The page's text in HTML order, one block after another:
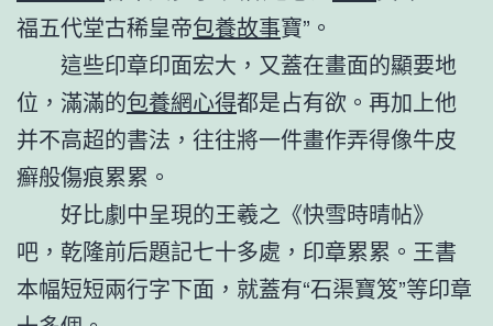
福五代堂古稀皇帝包養故事寶”。
這些印章印面宏大，又蓋在畫面的顯要地
位，滿滿的包養網心得都是占有欲。再加上他
并不高超的書法，往往將一件畫作弄得像牛皮
癬般傷痕累累。
好比劇中呈現的王羲之《快雪時晴帖》
吧，乾隆前后題記七十多處，印章累累。王書
本幅短短兩行字下面，就蓋有“石渠寶笈”等印章